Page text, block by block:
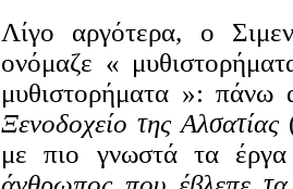
Λίγο αργότερα, ο
ονόμαζε «
μυθιστορήματα »: πάνω
Ξενοδοχείο της Αλσατίας
με πιο γνωστά τα